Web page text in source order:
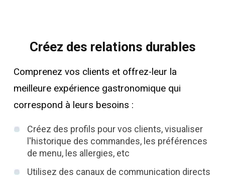
Créez des relations durables
Comprenez vos clients et offrez-leur la
meilleure expérience gastronomique qui
correspond à leurs besoins :
Créez des profils pour vos clients, visualiser
l'historique des commandes, les préférences
de menu, les allergies, etc
Utilisez des canaux de communication directs